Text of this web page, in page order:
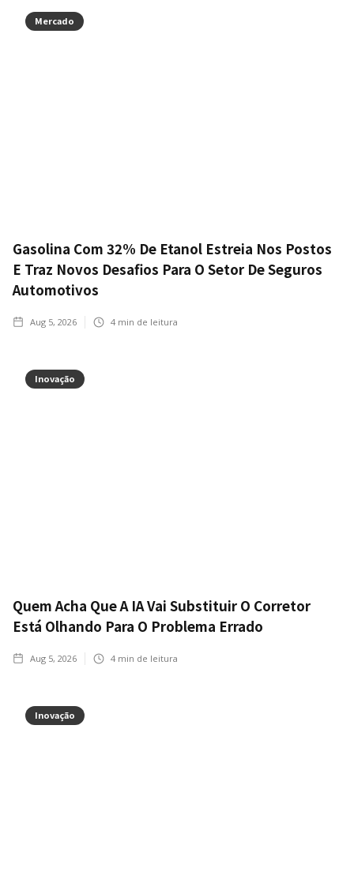
Mercado
Gasolina Com 32% De Etanol Estreia Nos Postos
E Traz Novos Desafios Para O Setor De Seguros
Automotivos
Aug 5, 2026 4 min de leitura
Inovação
Quem Acha Que A IA Vai Substituir O Corretor
Está Olhando Para O Problema Errado
Aug 5, 2026 4 min de leitura
Inovação